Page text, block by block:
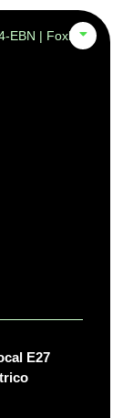
EBN | Foxlux
E27